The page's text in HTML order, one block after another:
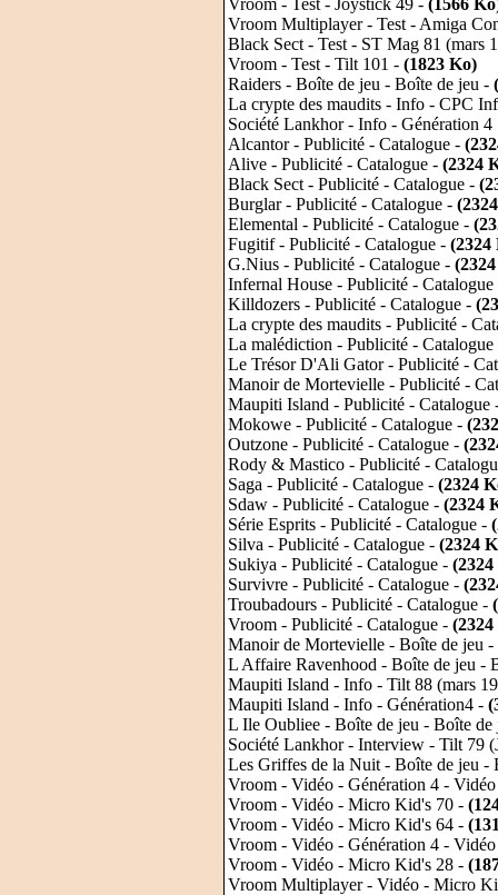
Vroom - Test - Joystick 49 - (1566
Vroom Multiplayer - Test - Amiga
Black Sect - Test - ST Mag 81 (mars
Vroom - Test - Tilt 101 - (1823 Ko)
Raiders - Boîte de jeu - Boîte de jeu -
La crypte des maudits - Info - CPC
Société Lankhor - Info - Génération
Alcantor - Publicité - Catalogue -
Alive - Publicité - Catalogue - (2324
Black Sect - Publicité - Catalogue -
Burglar - Publicité - Catalogue -
Elemental - Publicité - Catalogue -
Fugitif - Publicité - Catalogue - (2324
G.Nius - Publicité - Catalogue -
Infernal House - Publicité -
Killdozers - Publicité - Catalogue -
La crypte des maudits - Publicité -
La malédiction - Publicité -
Le Trésor D'Ali Gator - Publicité -
Manoir de Mortevielle - Publicité -
Maupiti Island - Publicité - Catalogue
Mokowe - Publicité - Catalogue -
Outzone - Publicité - Catalogue -
Rody & Mastico - Publicité -
Saga - Publicité - Catalogue - (2324
Sdaw - Publicité - Catalogue - (2324
Série Esprits - Publicité - Catalogue -
Silva - Publicité - Catalogue - (2324
Sukiya - Publicité - Catalogue -
Survivre - Publicité - Catalogue -
Troubadours - Publicité - Catalogue -
Vroom - Publicité - Catalogue -
Manoir de Mortevielle - Boîte de jeu
L Affaire Ravenhood - Boîte de jeu -
Maupiti Island - Info - Tilt 88 (mars
Maupiti Island - Info - Génération4 -
L Ile Oubliee - Boîte de jeu - Boîte
Société Lankhor - Interview - Tilt 79
Les Griffes de la Nuit - Boîte de jeu -
Vroom - Vidéo - Génération 4 -
Vroom - Vidéo - Micro Kid's 70 -
Vroom - Vidéo - Micro Kid's 64 -
Vroom - Vidéo - Génération 4 -
Vroom - Vidéo - Micro Kid's 28 -
Vroom Multiplayer - Vidéo - Micro